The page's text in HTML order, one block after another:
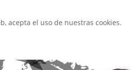
acepta el uso de nuestras cookies.